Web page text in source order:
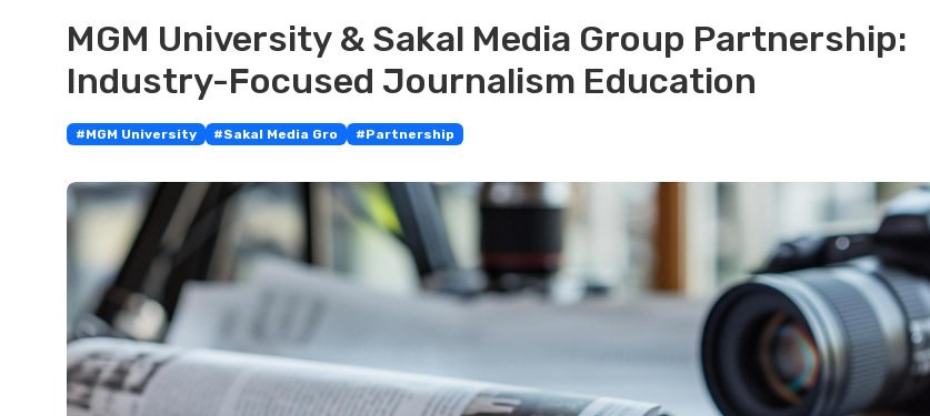
MGM University & Sakal Media Group Partnership:
Industry-Focused Journalism Education
#MGM University #Sakal Media Gro #Partnership